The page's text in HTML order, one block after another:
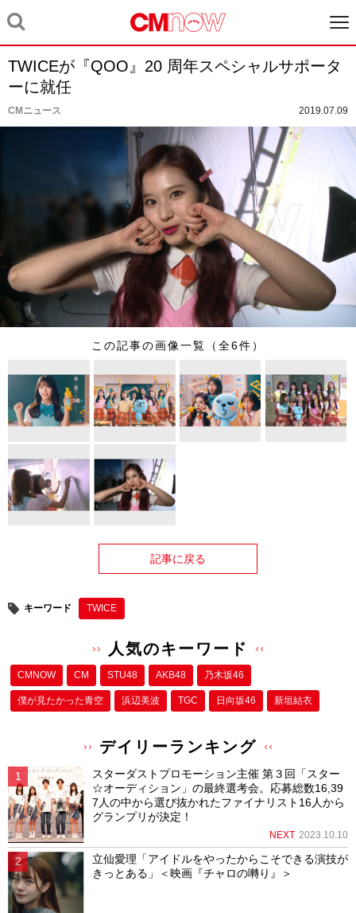
TWICEが『QOO』20 周年スペシャルサポータ
ーに就任
CMニュース 2019.07.09
この記事の画像一覧（全6件）
記事に戻る
キーワード TWICE
人気のキーワード
CMNOW CM STU48 AKB48 乃木坂46
僕が⾒たかった⻘空 浜辺美波 TGC 日向坂46 新垣結衣
デイリーランキング
スターダストプロモーション主催 第３回「スター
☆オーディション」の最終選考会。応募総数16,39
7人の中から選び抜かれたファイナリスト16人から
グランプリが決定！
NEXT 2023.10.10
立仙愛理「アイドルをやったからこそできる演技が
きっとある」＜映画『チャロの囀り』＞